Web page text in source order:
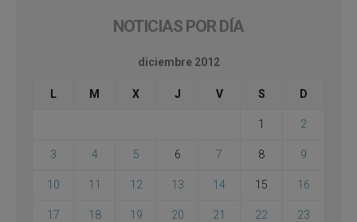
NOTICIAS POR DÍA
diciembre 2012
L M X J V S D
1 2
3 4 5 6 7 8 9
10 11 12 13 14 15 16
17 18 19 20 21 22 23